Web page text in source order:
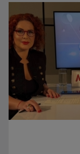
„Cerul” trupei
concursul „Cerbul ...